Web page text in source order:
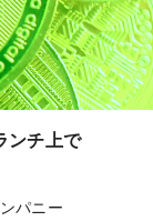
ンチ上で
パニー